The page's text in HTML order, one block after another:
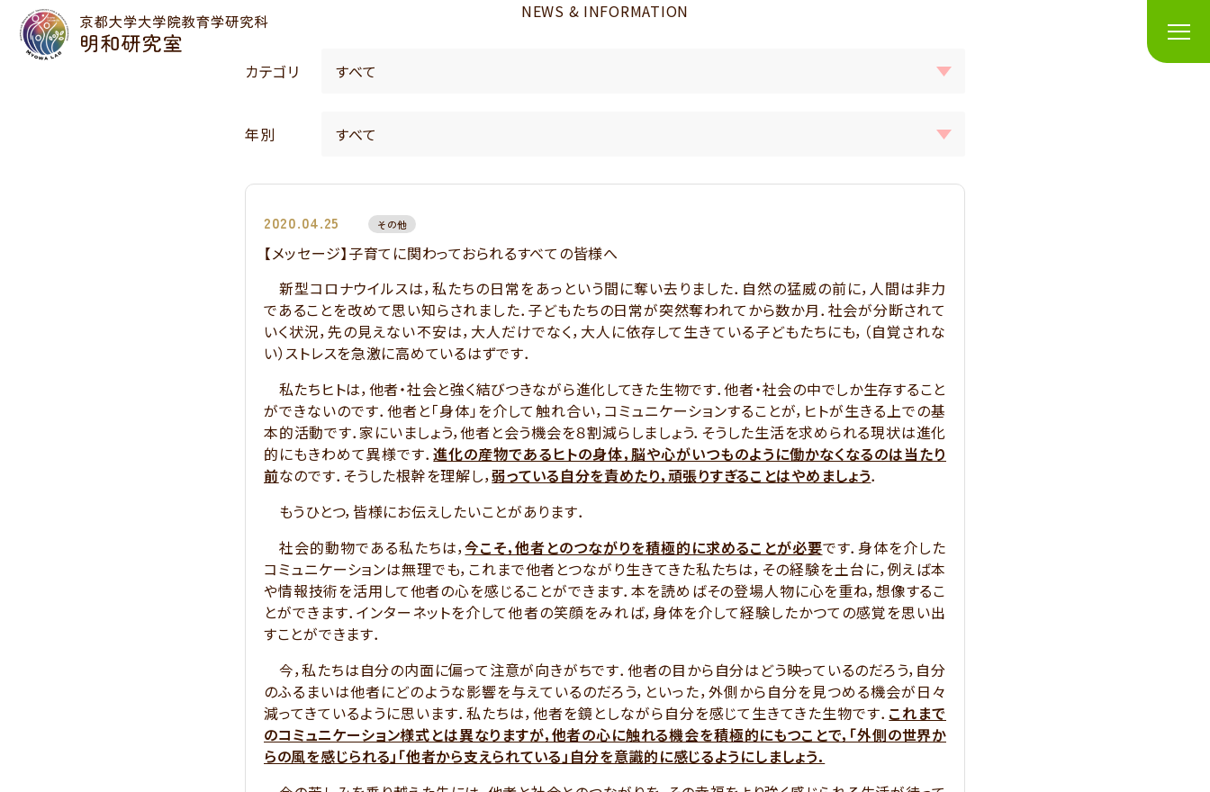
NEWS & INFORMATION
カテゴリ
年別
2020.04.25 その他
【メッセージ】子育てに関わっておられるすべての皆様へ
新型コロナウイルスは，私たちの日常をあっという間に奪い去りました．自然の猛威の前に，人間は非力
であることを改めて思い知らされました．子どもたちの日常が突然奪われてから数か月．社会が分断されて
いく状況，先の見えない不安は，大人だけでなく，大人に依存して生きている子どもたちにも，（自覚されな
い）ストレスを急激に高めているはずです．
私たちヒトは，他者・社会と強く結びつきながら進化してきた生物です．他者・社会の中でしか生存すること
ができないのです．他者と「身体」を介して触れ合い，コミュニケーションすることが，ヒトが生きる上での基
本的活動です．家にいましょう，他者と会う機会を８割減らしましょう．そうした生活を求められる現状は進化
的にもきわめて異様です．進化の産物であるヒトの身体，脳や心がいつものように働かなくなるのは当たり
前なのです．そうした根幹を理解し，弱っている自分を責めたり，頑張りすぎることはやめましょう．
もうひとつ，皆様にお伝えしたいことがあります．
社会的動物である私たちは，今こそ，他者とのつながりを積極的に求めることが必要です．身体を介した
コミュニケーションは無理でも，これまで他者とつながり生きてきた私たちは，その経験を土台に，例えば本
や情報技術を活用して他者の心を感じることができます．本を読めばその登場人物に心を重ね，想像するこ
とができます．インターネットを介して他者の笑顔をみれば，身体を介して経験したかつての感覚を思い出
すことができます．
今，私たちは自分の内面に偏って注意が向きがちです．他者の目から自分はどう映っているのだろう，自分
のふるまいは他者にどのような影響を与えているのだろう，といった，外側から自分を見つめる機会が日々
減ってきているように思います．私たちは，他者を鏡としながら自分を感じて生きてきた生物です． これまで
のコミュニケーション様式とは異なりますが，他者の心に触れる機会を積極的にもつことで，「外側の世界か
らの風を感じられる」「他者から支えられている」自分を意識的に感じるようにしましょう．